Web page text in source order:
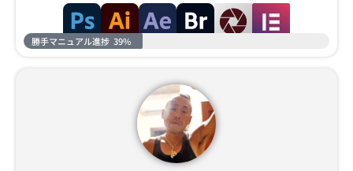
勝手マニュアル進捗 39%